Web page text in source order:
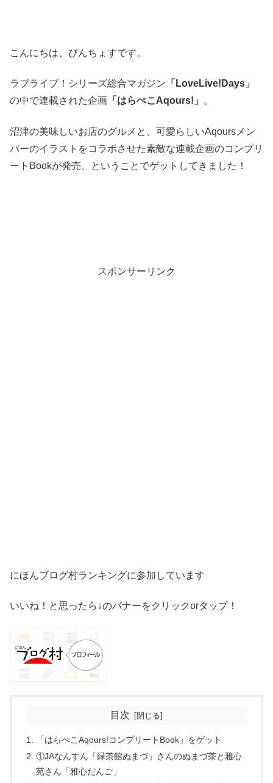
こんにちは、ぴんちょすです。
ラブライブ！シリーズ総合マガジン 「LoveLive!Days」
の中で連載された企画 「はらぺこAqours!」 。
沼津の美味しいお店のグルメと、可愛らしいAqoursメン
バーのイラストをコラボさせた素敵な連載企画のコンプリ
ートBookが発売、ということでゲットしてきました！
スポンサーリンク
にほんブログ村ランキングに参加しています
いいね！と思ったら↓のバナーをクリックorタップ！
目次
「はらぺこAqours!コンプリートBook」をゲット
①JAなんすん「緑茶館ぬまづ」さんのぬまづ茶と雅心
苑さん「雅心だんご」